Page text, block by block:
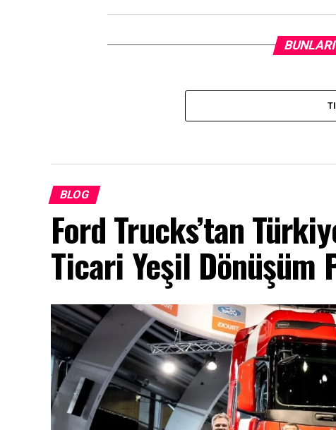
BLOG
Ford Trucks’tan
Ticari Yeşil Dönüşüm